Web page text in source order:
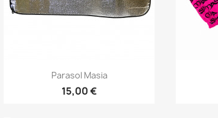
Vista rápida
Parasol Masia
15,00 €